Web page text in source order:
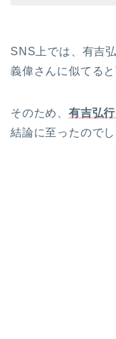
SNS上では、有吉
義偉さんに似てる
そのため、 有吉弘
結論に至ったのでし